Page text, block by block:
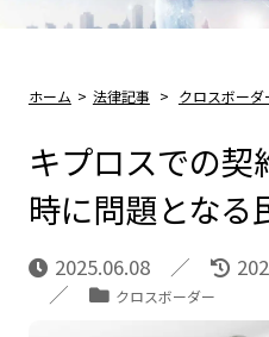
ホーム > 法律記事 > クロスボーダ
キプロスでの契
時に問題となる
2025.06.08
クロスボーダー